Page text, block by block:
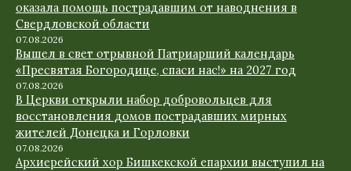
оказала помощь пострадавшим от наводнения в
Свердловской области
07.08.2026
Вышел в свет отрывной Патриарший календарь
«Пресвятая Богородице, спаси нас!» на 2027 год
07.08.2026
В Церкви открыли набор добровольцев для
восстановления домов пострадавших мирных
жителей Донецка и Горловки
07.08.2026
Архиерейский хор Бишкекской епархии выступил на